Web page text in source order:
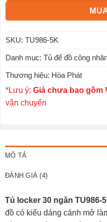
SKU: TU986-5K
Danh mục: Tủ để đồ công
Thương hiệu: Hòa Phát
*Lưu ý: Giá chưa bao gồm
vận chuyển
MÔ TẢ
ĐÁNH GIÁ (4)
Tủ locker 30 ngăn TU986-
đồ có kiểu dáng cánh mở